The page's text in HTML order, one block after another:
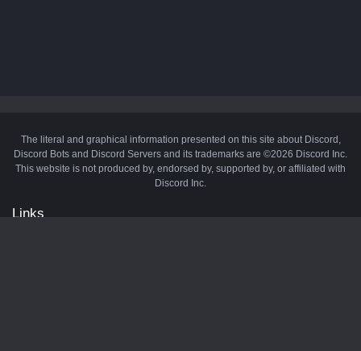
The literal and graphical information presented on this site about Discord,
Discord Bots and Discord Servers and its trademarks are ©2026 Discord Inc.
This website is not produced by, endorsed by, supported by, or affiliated with
Discord Inc.
Links